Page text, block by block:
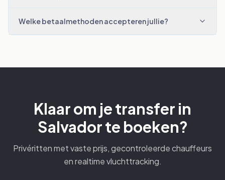
Welke betaalmethoden accepteren jullie?
Klaar om je transfer in
Salvador te boeken?
Privéritten met vaste prijs, gecontroleerde chauffeurs
en realtime vluchttracking.